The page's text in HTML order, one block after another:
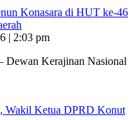
Konasara di HUT ke-46
| 2:03 pm
Kerajinan Nasional
Ketua DPRD Konut